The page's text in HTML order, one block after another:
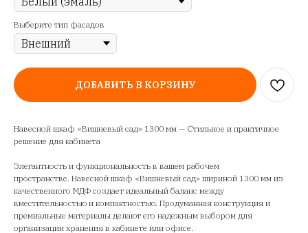
Выберите тип фасадов
ДОБАВИТЬ В КОРЗИНУ
Навесной шкаф «Вишневый сад» 1300 мм — Стильное и практичное
решение для кабинета
Элегантность и функциональность в вашем рабочем
пространстве. Навесной шкаф «Вишневый сад» шириной 1300 мм из
качественного МДФ создает идеальный баланс между
вместительностью и компактностью. Продуманная конструкция и
премиальные материалы делают его надежным выбором для
организации хранения в кабинете или офисе.